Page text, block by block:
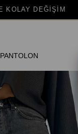
PANTOLON